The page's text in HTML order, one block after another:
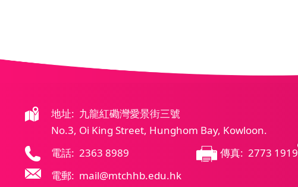
地址: 九龍紅磡灣愛景街三號
No.3, Oi King Street, Hunghom Bay, Kowloon.
電話: 2363 8989
傳真: 2773 1919
電郵: mail@mtchhb.edu.hk